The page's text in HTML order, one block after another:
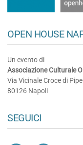
OPEN HOUSE
Un evento di
Associazione Culturale
Via Vicinale Croce di
80126 Napoli
SEGUICI